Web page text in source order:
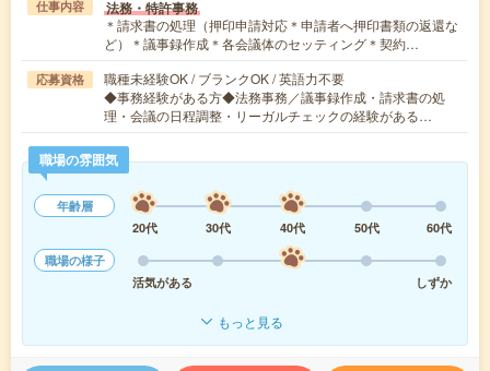
仕事内容 法務・特許事務
＊請求書の処理（押印申請対応＊申請者へ押印書類の返還な
ど）＊議事録作成＊各会議体のセッティング＊契約…
応募資格
職種未経験OK / ブランクOK / 英語力不要
◆事務経験がある方◆法務事務／議事録作成・請求書の処
理・会議の日程調整・リーガルチェックの経験がある…
職場の雰囲気
年齢層
20代
30代 40代 50代
60代
職場の様子
活気がある
しずか
もっと見る